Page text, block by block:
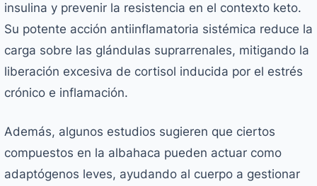
insulina y prevenir la resistencia en el contexto keto.
Su potente acción antiinflamatoria sistémica reduce la
carga sobre las glándulas suprarrenales, mitigando la
liberación excesiva de cortisol inducida por el estrés
crónico e inflamación.
Además, algunos estudios sugieren que ciertos
compuestos en la albahaca pueden actuar como
adaptógenos leves, ayudando al cuerpo a gestionar